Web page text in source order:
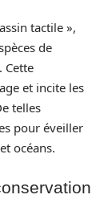
tactile »,
de
Cette
et incite les
telles
pour éveiller
océans.